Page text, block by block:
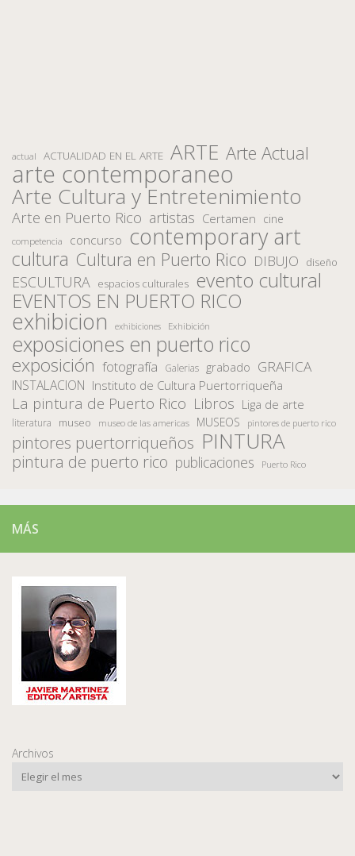
actual ACTUALIDAD EN EL ARTE ARTE Arte Actual
arte contemporaneo
Arte Cultura y Entretenimiento
Arte en Puerto Rico artistas Certamen cine
competencia concurso contemporary art
cultura Cultura en Puerto Rico DIBUJO diseño
ESCULTURA espacios culturales evento cultural
EVENTOS EN PUERTO RICO
exhibicion exhibiciones Exhibición
exposiciones en puerto rico
exposición fotografía Galerias grabado GRAFICA
INSTALACION Instituto de Cultura Puertorriqueña
La pintura de Puerto Rico Libros Liga de arte
literatura museo museo de las americas MUSEOS pintores de puerto rico
pintores puertorriqueños PINTURA
pintura de puerto rico publicaciones Puerto Rico
MÁS
Archivos